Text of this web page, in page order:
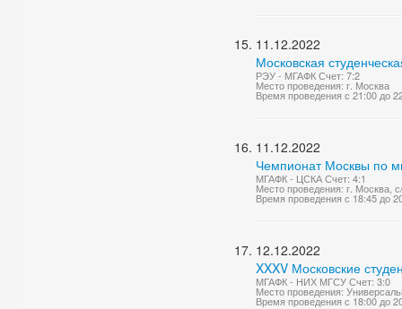
11.12.2022
Московская
РЭУ - МГАФК Счет: 7:2
Место проведения: г. Москва
Время проведения с 21:00 до
11.12.2022
Чемпионат Москвы по
МГАФК - ЦСКА Счет: 4:1
Место проведения: г.
Время проведения с 18:45 до
12.12.2022
XXXV Московские
МГАФК - НИХ МГСУ Счет: 3:0
Место проведения:
Время проведения с 18:00 до